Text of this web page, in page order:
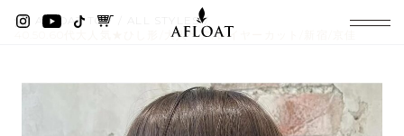
AFLOAT TOP
ALL STYLES
40.50.60代大人気★ひし形/大人ヘア/レイヤーカット/新宿/京佳